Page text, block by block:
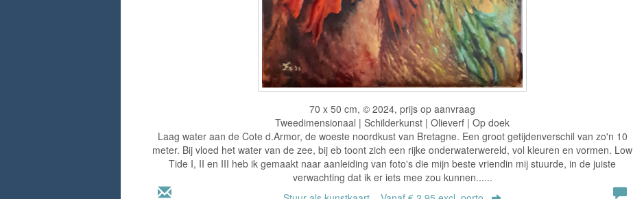
70 x 50 cm, © 2024, prijs op aanvraag
Tweedimensionaal | Schilderkunst | Olieverf | Op doek
Laag water aan de Cote d.Armor, de woeste noordkust van Bretagne. Een groot getijdenverschil van zo'n 10
meter. Bij vloed het water van de zee, bij eb toont zich een rijke onderwaterwereld, vol kleuren en vormen. Low
Tide I, II en III heb ik gemaakt naar aanleiding van foto's die mijn beste vriendin mij stuurde, in de juiste
verwachting dat ik er iets mee zou kunnen......